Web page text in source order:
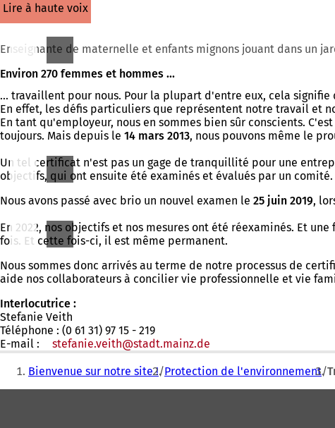
lire à haute voix
Enseignante de maternelle et enfants mignons jouant dans un
Environ 270 femmes et hommes ...
... travaillent pour nous. Pour la plupart d'entre eux, cela
En effet, les défis particuliers que représentent notre travail et
En tant qu'employeur, nous en sommes bien sûr conscients.
toujours. Mais depuis le 14 mars 2013, nous pouvons même le
Un tel certificat n'est pas un gage de tranquillité pour une
objectifs, qui ont ensuite été examinés et évalués par un comité.
Nous avons passé avec brio un nouvel examen le 25 juin 2019,
En 2022, nos objectifs et nos mesures ont été réexaminés. Et
fois. Et cette fois-ci, il est même permanent.
Nous sommes donc arrivés au terme de notre processus de
aide nos collaborateurs à concilier vie professionnelle et vie
Interlocutrice :
Stefanie Veith
Téléphone : (0 61 31) 97 15 - 219
E-mail :
stefanie.veith stadt.mainz de
Vous
êtes
Bienvenue sur notre site ! Protection de l'environnement